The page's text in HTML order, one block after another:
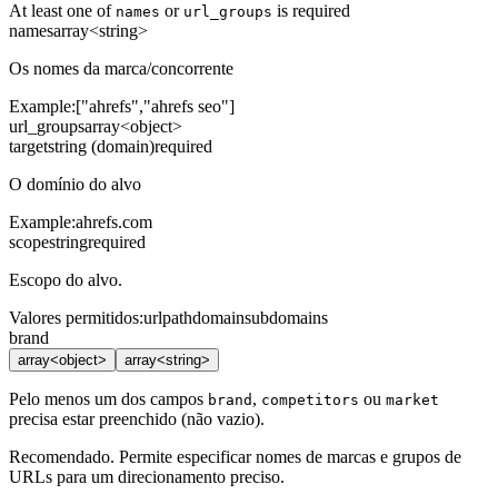
At least one of names or url_groups is required
namesarray<string>
Os nomes da marca/concorrente
Example:["ahrefs","ahrefs seo"]
url_groupsarray<object>
targetstring (domain)required
O domínio do alvo
Example:ahrefs.com
scopestringrequired
Escopo do alvo.
Valores permitidos:urlpathdomainsubdomains
brand
array<object> array<string>
Pelo menos um dos campos brand , competitors ou market
precisa estar preenchido (não vazio).
Recomendado. Permite especificar nomes de marcas e grupos de
URLs para um direcionamento preciso.